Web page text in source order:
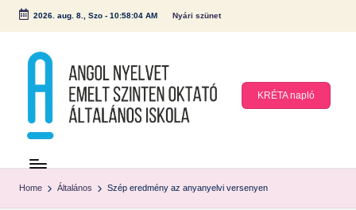
Skip
2026. aug. 8., Szo- 10:58:04 AM Nyári szünet
n
g
KRÉTA napló
Home Általános Szép eredmény az anyanyelvi versenyen